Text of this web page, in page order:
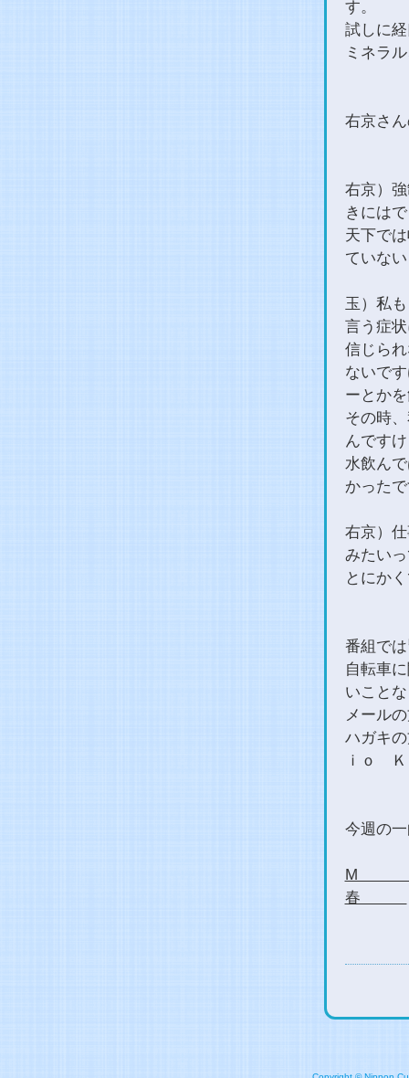
す。
試しに
ミネラ
右京さ
右京）
きには
天下で
ていな
玉）私
言う症
信じら
ないで
ーとか
その時
んです
水飲ん
かった
右京）
みたい
とにか
番組で
自転車
いこと
メール
ハガキ
ｉｏ Ｋ
今週の
M
春